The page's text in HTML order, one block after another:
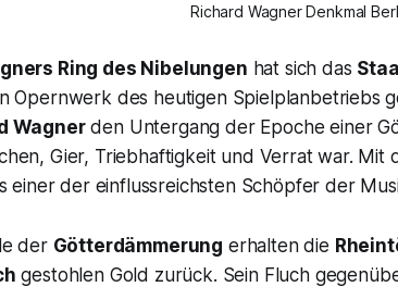
Richard Wagner Denkmal
Ring des Nibelungen hat sich das
Opernwerk des heutigen Spielplanbetriebs
Wagnerden Untergang der Epoche einer
Gier, Triebhaftigkeit und Verrat war. Mit
einer der einflussreichsten Schöpfer der
der Götterdämmerung erhalten die
gestohlen Gold zurück. Sein Fluch